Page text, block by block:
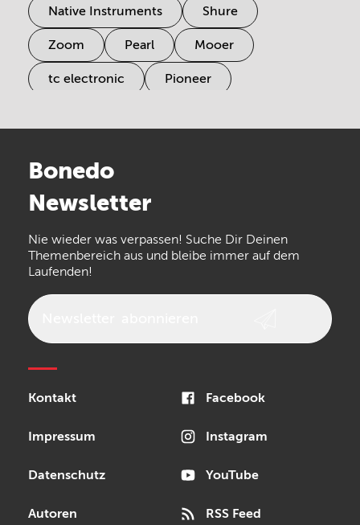
Native Instruments Shure
Zoom Pearl Mooer
tc electronic Pioneer
Arturia
the t.bone
Walrus Audio Epiphone
Bonedo
Newsletter
Nie wieder was verpassen! Suche Dir Deinen
Themenbereich aus und bleibe immer auf dem
Laufenden!
Kontakt
Impressum
Datenschutz
Autoren
Facebook
Instagram
YouTube
RSS Feed